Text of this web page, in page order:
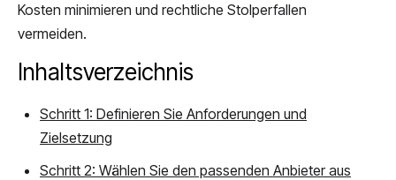
Kosten minimieren und rechtliche Stolperfallen
vermeiden.
Inhaltsverzeichnis
Schritt 1: Definieren Sie Anforderungen und
Zielsetzung
Schritt 2: Wählen Sie den passenden Anbieter aus